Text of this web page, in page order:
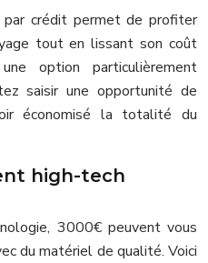
par crédit permet de profiter
tout en lissant son coût
option particulièrement
saisir une opportunité de
économisé la totalité du
high-tech
3000€ peuvent vous
du matériel de qualité. Voici